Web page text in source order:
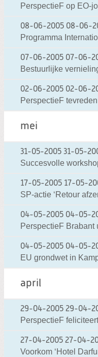
PerspectieF op EO-
08-06-2005 08-06-
Programma
07-06-2005 07-06-
Bestuurlijke
02-06-2005 02-06-
PerspectieF
mei
31-05-2005 31-05-
Succesvolle
17-05-2005 17-05-
SP-actie ‘Retour
04-05-2005 04-05-
PerspectieF Brabant
04-05-2005 04-05-
EU grondwet in
april
29-04-2005 29-04-
PerspectieF
27-04-2005 27-04-
Voorkom ‘Hotel